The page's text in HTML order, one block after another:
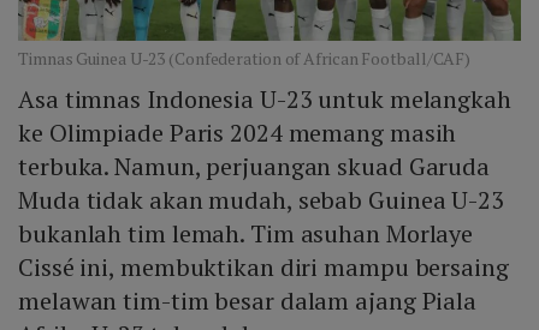
Timnas Guinea U-23 (Confederation of African Football/CAF)
Asa timnas Indonesia U-23 untuk melangkah
ke Olimpiade Paris 2024 memang masih
terbuka. Namun, perjuangan skuad Garuda
Muda tidak akan mudah, sebab Guinea U-23
bukanlah tim lemah. Tim asuhan Morlaye
Cissé ini, membuktikan diri mampu bersaing
melawan tim-tim besar dalam ajang Piala